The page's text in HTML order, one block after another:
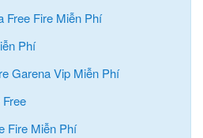
Free Fire Miễn Phí
Phí
Garena Vip Miễn Phí
Fire Miễn Phí